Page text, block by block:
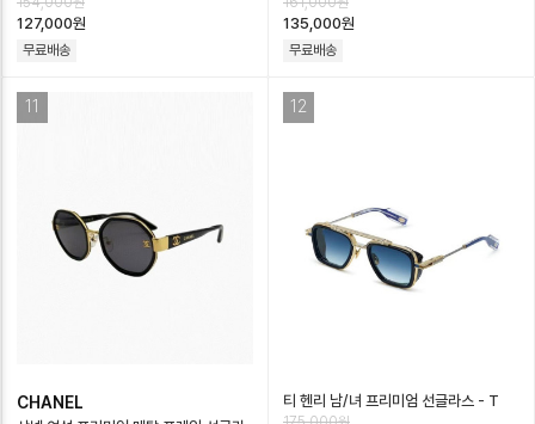
글라스 - Cartier Mens Premium
Me…
127,000원
무료배송
Womens Sunglasses - acc664…
135,000원
무료배송
11
CHANEL
12
티 헨리 남/녀 프리미엄 선글라스 - T